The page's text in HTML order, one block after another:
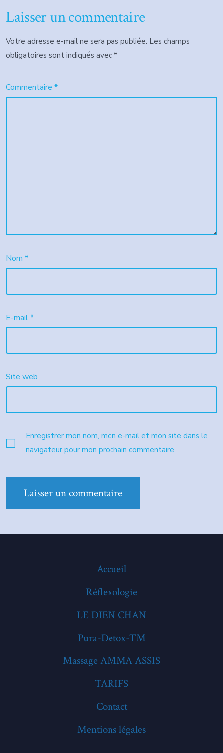
Laisser un commentaire
Votre adresse e-mail ne sera pas publiée. Les champs
obligatoires sont indiqués avec*
Commentaire*
Nom*
E-mail*
Site web
Enregistrer mon nom, mon e-mail et mon site dans le
navigateur pour mon prochain commentaire.
Accueil
Réflexologie
LE DIEN CHAN
Pura-Detox-TM
Massage AMMA ASSIS
TARIFS
Contact
Mentions légales